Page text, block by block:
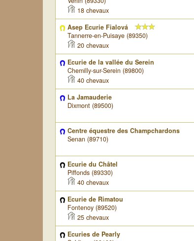
18 chevaux
Asep Ecurie Fialová
Tannerre-en-Puisaye (89350)
20 chevaux
Ecurie de la vallée du Serein
Chemilly-sur-Serein (89800)
40 chevaux
La Jamauderie
Dixmont (89500)
Centre équestre des Champchardons
Senan (89710)
Ecurie du Châtel
Piffonds (89330)
40 chevaux
Ecurie de Rimatou
Fontenoy (89520)
25 chevaux
Ecuries de Pearly